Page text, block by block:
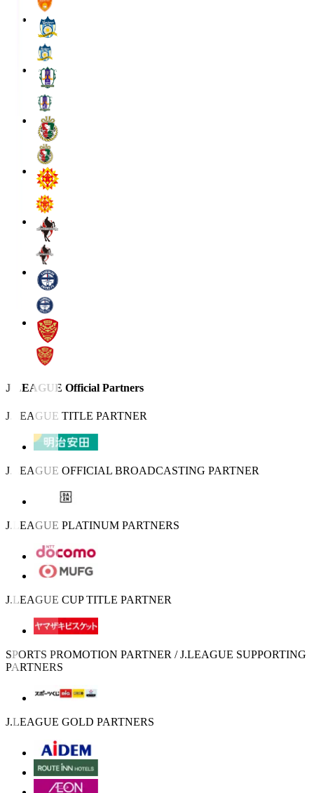
J.LEAGUE Official Partners
J.LEAGUE TITLE PARTNER
J.LEAGUE OFFICIAL BROADCASTING PARTNER
J.LEAGUE PLATINUM PARTNERS
J.LEAGUE CUP TITLE PARTNER
SPORTS PROMOTION PARTNER / J.LEAGUE SUPPORTING
PARTNERS
J.LEAGUE GOLD PARTNERS